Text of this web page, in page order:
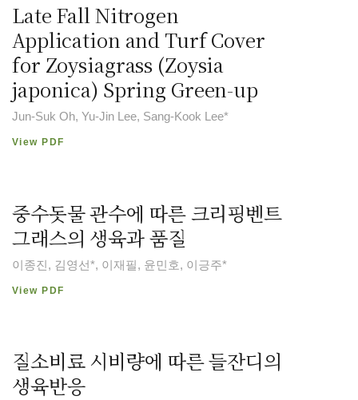
Late Fall Nitrogen
Application and Turf Cover
for Zoysiagrass (Zoysia
japonica) Spring Green-up
Jun-Suk Oh, Yu-Jin Lee, Sang-Kook Lee*
View PDF
중수돗물 관수에 따른 크리핑벤트
그래스의 생육과 품질
이종진, 김영선*, 이재필, 윤민호, 이긍주*
View PDF
질소비료 시비량에 따른 들잔디의
생육반응